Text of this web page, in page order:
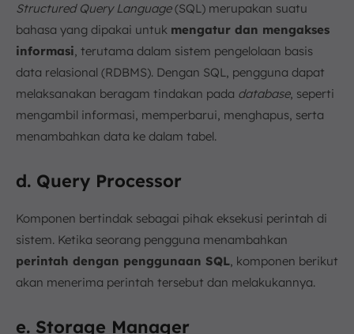
Structured Query Language(SQL) merupakan suatu
bahasa yang dipakai untuk mengatur dan mengakses
informasi, terutama dalam sistem pengelolaan basis
data relasional (RDBMS). Dengan SQL, pengguna dapat
melaksanakan beragam tindakan pada database, seperti
mengambil informasi, memperbarui, menghapus, serta
menambahkan data ke dalam tabel.
d. Query Processor
Komponen bertindak sebagai pihak eksekusi perintah di
sistem. Ketika seorang pengguna menambahkan
perintah dengan penggunaan SQL, komponen berikut
akan menerima perintah tersebut dan melakukannya.
e. Storage Manager